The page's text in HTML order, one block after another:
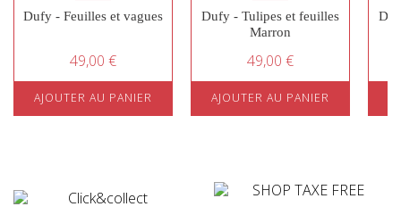
Dufy - Feuilles et vagues
49,00 €
AJOUTER AU PANIER
Dufy - Tulipes et feuilles
Marron
49,00 €
AJOUTER AU PANIER